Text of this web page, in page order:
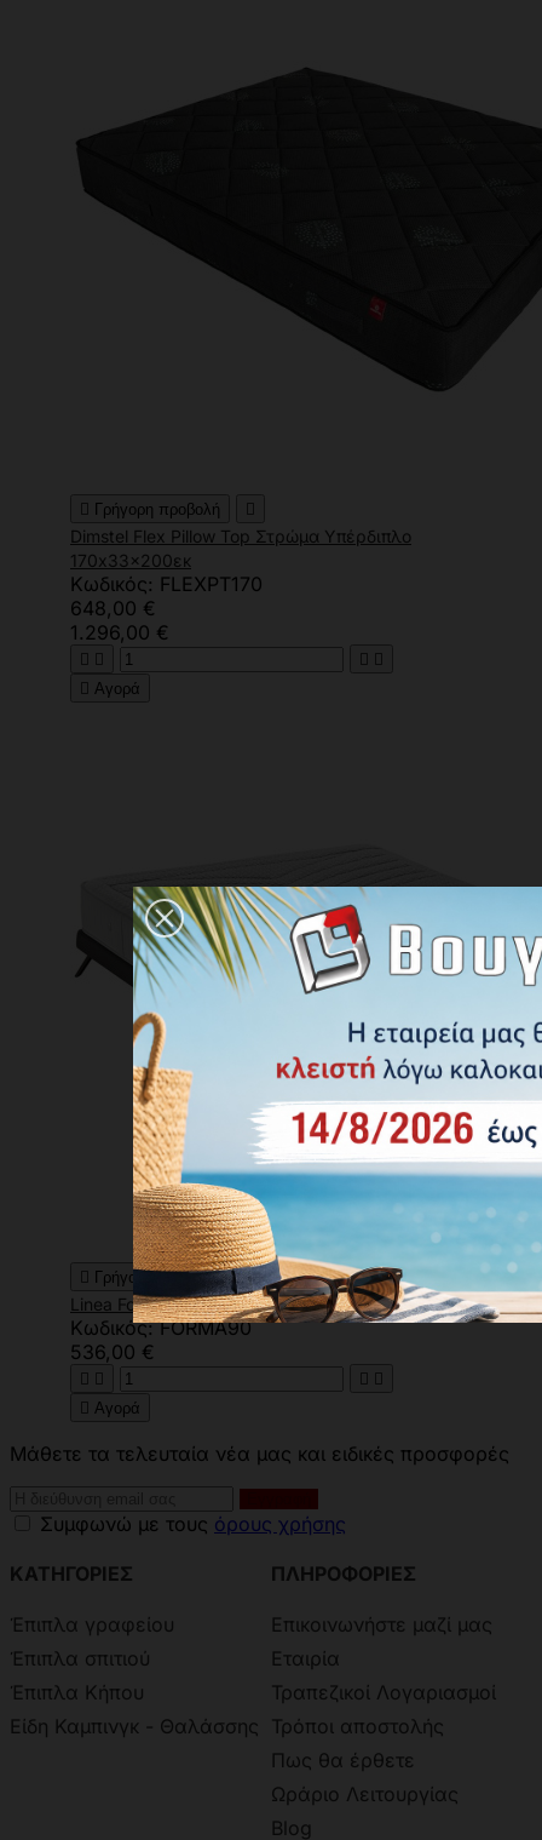
 Γρήγορη προβολή 
Dimstel Flex Pillow Top Στρώμα Υπέρδιπλο
170x33x200εκ
Κωδικός: FLEXPT170
648,00 €
1.296,00 €
   
 Αγορά
 Γρήγορη προβολή 
Linea Forma Στρώμα Μονό 90x22x190εκ
Κωδικός: FORMA90
536,00 €
   
 Αγορά
Μάθετε τα τελευταία νέα μας και ειδικές προσφορές
Συμφωνώ με τους όρους χρήσης
ΚΑΤΗΓΟΡΙΕΣ
Έπιπλα γραφείου
Έπιπλα σπιτιού
Έπιπλα Κήπου
Είδη Καμπινγκ - Θαλάσσης
ΠΛΗΡΟΦΟΡΙΕΣ
Επικοινωνήστε μαζί μας
Εταιρία
Τραπεζικοί Λογαριασμοί
Τρόποι αποστολής
Πως θα έρθετε
Ωράριο Λειτουργίας
Blog